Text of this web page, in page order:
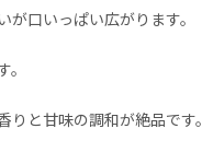
口いっぱい広がります。
と甘味の調和が絶品です。